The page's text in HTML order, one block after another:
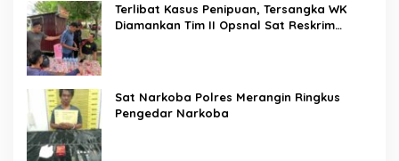
Terlibat Kasus Penipuan, Tersangka WK
Diamankan Tim II Opsnal Sat Reskrim
Sat Narkoba Polres Merangin Ringkus
Pengedar Narkoba